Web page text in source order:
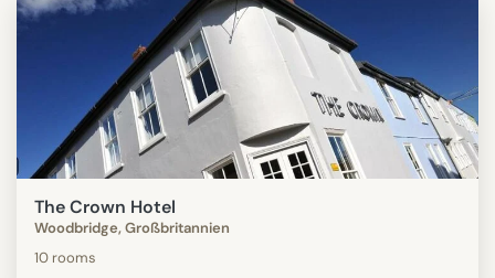
The Crown Hotel
Woodbridge, Großbritannien
10 rooms